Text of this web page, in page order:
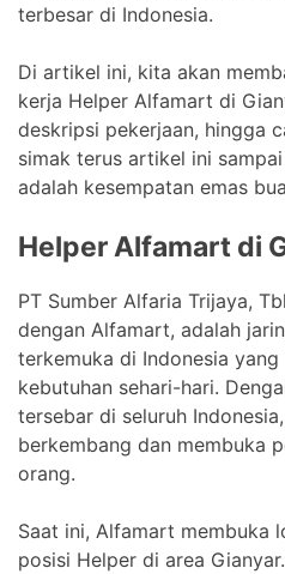
terbesar di Indonesia.
Di artikel ini, kita akan
kerja Helper Alfamart di
deskripsi pekerjaan, hingga
simak terus artikel ini
adalah kesempatan emas
Helper Alfamart di
PT Sumber Alfaria Trijaya,
dengan Alfamart, adalah
terkemuka di Indonesia
kebutuhan sehari-hari.
tersebar di seluruh
berkembang dan membuka
orang.
Saat ini, Alfamart membuka
posisi Helper di area